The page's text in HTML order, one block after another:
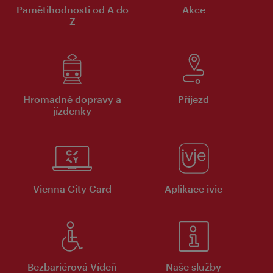
Pamětihodnosti od A do
Z
Akce
Hromadné dopravy a
jízdenky
Příjezd
Vienna City Card Aplikace ivie
Bezbariérová Vídeň Naše služby